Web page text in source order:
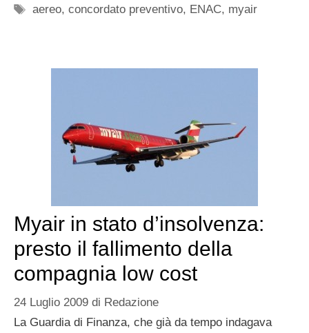
Tag
aereo,concordato preventivo, ENAC, myair
Myair in stato d’insolvenza:
presto il fallimento della
compagnia low cost
24 Luglio 2009 di Redazione
La Guardia di Finanza, che già da tempo indagava